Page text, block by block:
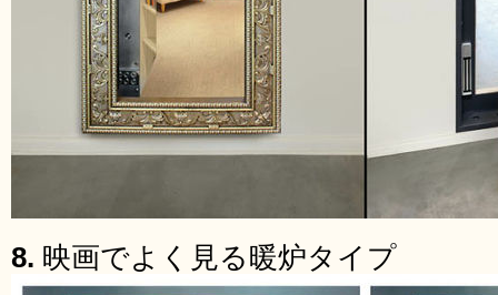
8. 映画でよく見る暖炉タイプ